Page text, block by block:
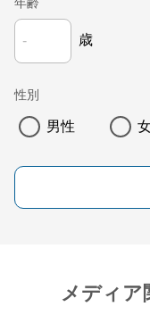
年齢
歳
性別
男性
メディア